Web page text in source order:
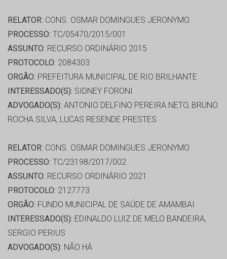
RELATOR: CONS. OSMAR DOMINGUES JERONYMO
PROCESSO: TC/05470/2015/001
ASSUNTO: RECURSO ORDINÁRIO 2015
PROTOCOLO: 2084303
ORGÃO: PREFEITURA MUNICIPAL DE RIO BRILHANTE
INTERESSADO(S): SIDNEY FORONI
ADVOGADO(S): ANTONIO DELFINO PEREIRA NETO, BRUNO
ROCHA SILVA, LUCAS RESENDE PRESTES
RELATOR: CONS. OSMAR DOMINGUES JERONYMO
PROCESSO: TC/23198/2017/002
ASSUNTO: RECURSO ORDINÁRIO 2021
PROTOCOLO: 2127773
ORGÃO: FUNDO MUNICIPAL DE SAÚDE DE AMAMBAI
INTERESSADO(S): EDINALDO LUIZ DE MELO BANDEIRA,
SERGIO PERIUS
ADVOGADO(S): NÃO HÁ